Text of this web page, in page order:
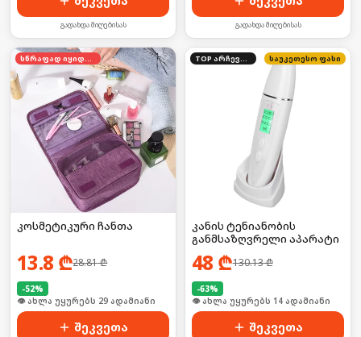
გადახდა მიღებისას გადახდა მიღებისას
სწრაფად იყიდება
კოსმეტიკური ჩანთა
13.8 ₾28.81₾
-52%
🛒 ბოლო 24სთ-ში იყიდა 44-მა
შეკვეთა
TOP არჩევანი საუკეთესო ფასი
კანის ტენიანობის
განმსაზღვრელი აპარატი
48 ₾130.13₾
-63%
🛒 ბოლო 24სთ-ში იყიდა 18-მა
შეკვეთა